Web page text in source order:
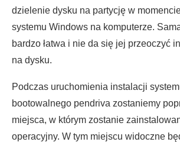
dzielenie dysku na partycję w
systemu Windows na komputerze.
bardzo łatwa i nie da się jej przeoczyć
na dysku.
Podczas uruchomienia instalacji
bootowalnego pendriva zostaniemy
miejsca, w którym zostanie
operacyjny. W tym miejscu widoczne